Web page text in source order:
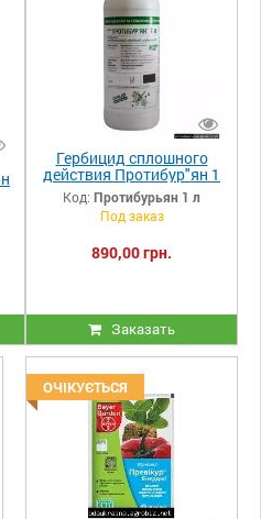
Гербицид сплошного
действия Протибур"ян 1
л
Код: Протибурьян 1 л
Под заказ
890,00 грн.
Заказать
ОЧІКУЄТЬСЯ